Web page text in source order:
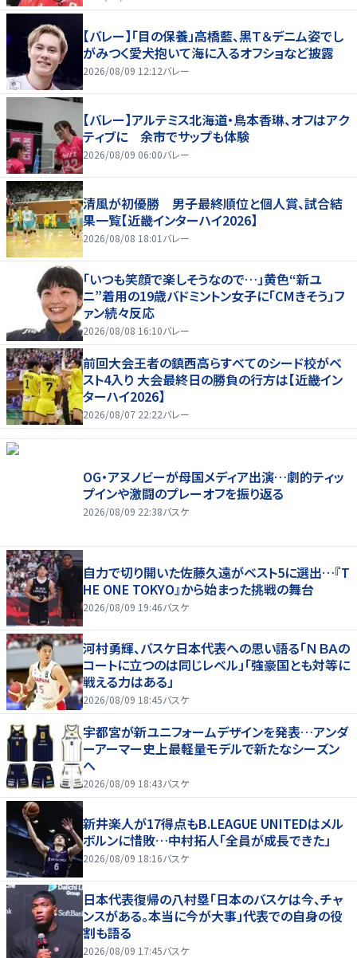
【バレー】「目の保養」高橋藍、黒Ｔ＆デニム姿でし
がみつく愛犬抱いて海に入るオフショなど披露
2026/08/09 12:12バレー
【バレー】アルテミス北海道・鳥本香琳、オフはアク
ティブに 余市でサップも体験
2026/08/09 06:00バレー
清風が初優勝 男子最終順位と個人賞、試合結
果一覧【近畿インターハイ2026】
2026/08/08 18:01 バレー
「いつも笑顔で楽しそうなので…」黄色“新ユ
ニ”着用の19歳バドミントン女子に「CMきそう」フ
ァン続々反応
2026/08/08 16:10バレー
前回大会王者の鎮西高らすべてのシード校がベ
スト4入り 大会最終日の勝負の行方は【近畿イン
ターハイ2026】
2026/08/07 22:22バレー
OG・アヌノビーが母国メディア出演…劇的ティッ
プインや激闘のプレーオフを振り返る
2026/08/09 22:38バスケ
自力で切り開いた佐藤久遠がベスト5に選出…『T
HE ONE TOKYO』から始まった挑戦の舞台
2026/08/09 19:46バスケ
河村勇輝、バスケ日本代表への思い語る「ＮＢＡの
コートに立つのは同じレベル」「強豪国とも対等に
戦える力はある」
2026/08/09 18:45バスケ
宇都宮が新ユニフォームデザインを発表…アンダ
ーアーマー史上最軽量モデルで新たなシーズン
へ
2026/08/09 18:43バスケ
新井楽人が17得点もB.LEAGUE UNITEDはメル
ボルンに惜敗…中村拓人「全員が成長できた」
2026/08/09 18:16バスケ
日本代表復帰の八村塁「日本のバスケは今、チャ
ンスがある。本当に今が大事」代表での自身の役
割も語る
2026/08/09 17:45バスケ